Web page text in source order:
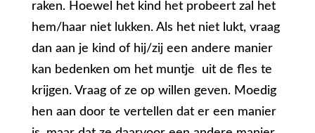
raken. Hoewel het kind het probeert zal het
hem/haar niet lukken. Als het niet lukt, vraag
dan aan je kind of hij/zij een andere manier
kan bedenken om het muntje uit de fles te
krijgen. Vraag of ze op willen geven. Moedig
hen aan door te vertellen dat er een manier